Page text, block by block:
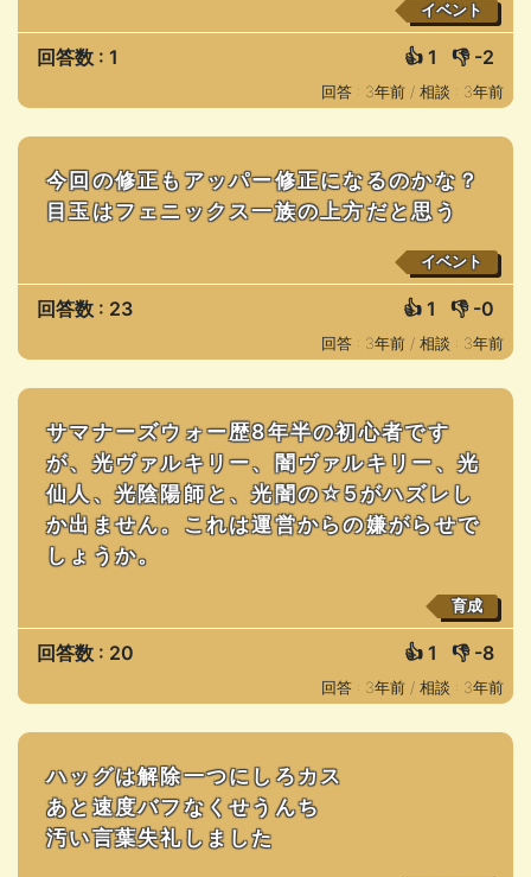
イベント
回答数 : 1 👍 1 👎 -2
回答 : 3年前 / 相談 : 3年前
今回の修正もアッパー修正になるのかな？
目玉はフェニックス一族の上方だと思う
イベント
回答数 : 23 👍 1 👎 -0
回答 : 3年前 / 相談 : 3年前
サマナーズウォー歴8年半の初心者です
が、光ヴァルキリー、闇ヴァルキリー、光
仙人、光陰陽師と、光闇の☆5がハズレし
か出ません。これは運営からの嫌がらせで
しょうか。
育成
回答数 : 20 👍 1 👎 -8
回答 : 3年前 / 相談 : 3年前
ハッグは解除一つにしろカス
あと速度バフなくせうんち
汚い言葉失礼しました